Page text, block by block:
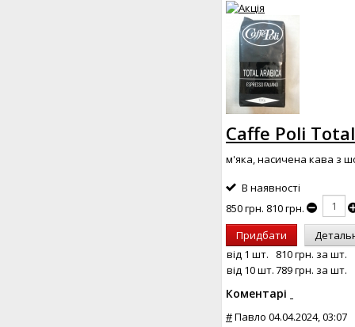
Caffe Poli
м'яка, насичена кава з
В наявності
850 грн. 810 грн.
Придбати
від 1 шт.
810 грн. за шт.
від 10 шт.789 грн. за шт.
Коментарі
#Павло 04.04.2024, 03:07